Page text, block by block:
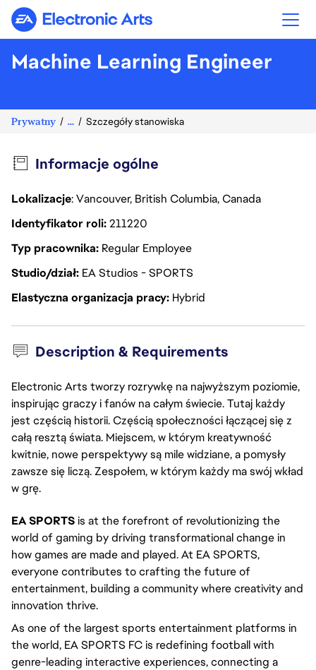
Electronic Arts
Machine Learning Engineer
Prywatny ... Szczegóły stanowiska
Informacje ogólne
Lokalizacje: Vancouver, British Columbia, Canada
Identyfikator roli211220
Typ pracownika Regular Employee
Studio/dział EA Studios - SPORTS
Elastyczna organizacja pracy Hybrid
Description & Requirements
Electronic Arts tworzy rozrywkę na najwyższym poziomie,
inspirując graczy i fanów na całym świecie. Tutaj każdy
jest częścią historii. Częścią społeczności łączącej się z
całą resztą świata. Miejscem, w którym kreatywność
kwitnie, nowe perspektywy są mile widziane, a pomysły
zawsze się liczą. Zespołem, w którym każdy ma swój wkład
w grę.
EA SPORTSis at the forefront of revolutionizing the
world of gaming by driving transformational change in
how games are made and played. At EA SPORTS,
everyone contributes to crafting the future of
entertainment, building a community where creativity and
innovation thrive.
As one of the largest sports entertainment platforms in
the world, EA SPORTS FC is redefining football with
genre-leading interactive experiences, connecting a